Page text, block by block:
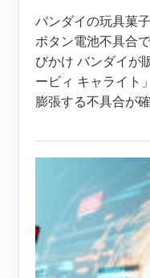
バンダイの玩具菓
ボタン電池不具合
びかけ バンダイが
ービィ キャライト
膨張する不具合が